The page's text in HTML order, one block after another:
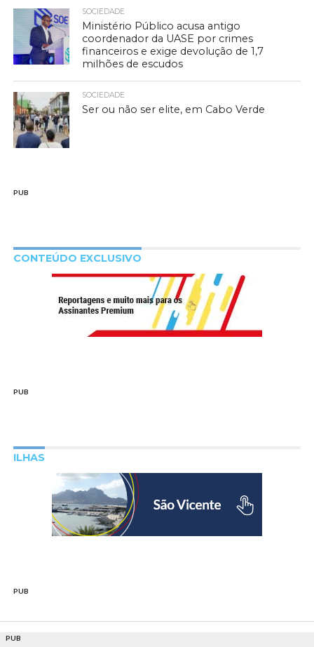
SOCIEDADE
Ministério Público acusa antigo
coordenador da UASE por crimes
financeiros e exige devolução de 1,7
milhões de escudos
SOCIEDADE
Ser ou não ser elite, em Cabo Verde
PUB
CONTEÚDO EXCLUSIVO
PUB
ILHAS
PUB
PUB